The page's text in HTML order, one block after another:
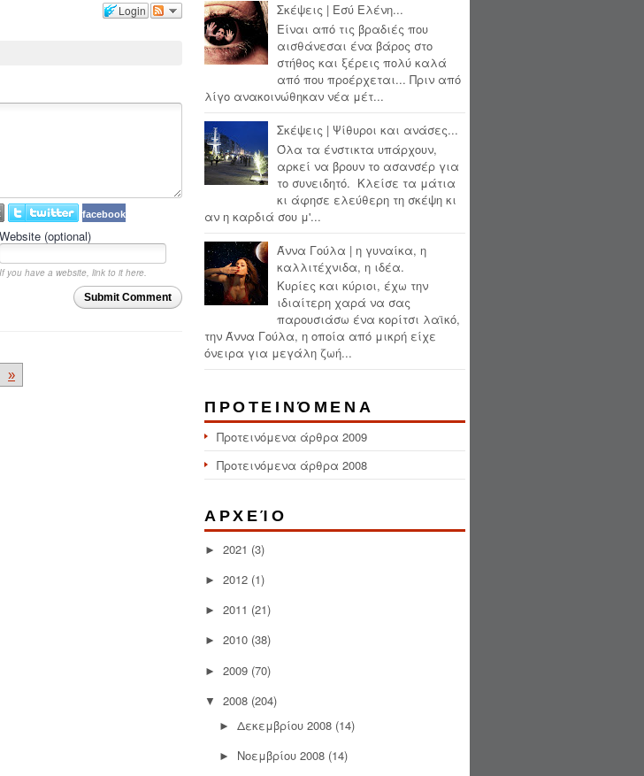
Login
facebook
Website (optional)
If you have a website, link to it here.
Submit Comment
»
Σκέψεις | Εσύ Ελένη...
Είναι από τις βραδιές που
αισθάνεσαι ένα βάρος στο
στήθος και ξέρεις πολύ καλά
από που προέρχεται... Πριν από
λίγο ανακοινώθηκαν νέα μέτ...
Σκέψεις | Ψίθυροι και ανάσες...
Όλα τα ένστικτα υπάρχουν,
αρκεί να βρουν το ασανσέρ για
το συνειδητό. Κλείσε τα μάτια
κι άφησε ελεύθερη τη σκέψη κι
αν η καρδιά σου μ'...
Άννα Γούλα | η γυναίκα, η
καλλιτέχνιδα, η ιδέα.
Κυρίες και κύριοι, έχω την
ιδιαίτερη χαρά να σας
παρουσιάσω ένα κορίτσι λαϊκό,
την Άννα Γούλα, η οποία από μικρή είχε
όνειρα για μεγάλη ζωή...
ΠΡΟΤΕΙΝΌΜΕΝΑ
Προτεινόμενα άρθρα 2009
Προτεινόμενα άρθρα 2008
ΑΡΧΕΊΟ
► 2021 (3)
► 2012 (1)
► 2011 (21)
► 2010 (38)
► 2009 (70)
▼ 2008 (204)
► Δεκεμβρίου 2008 (14)
► Νοεμβρίου 2008 (14)